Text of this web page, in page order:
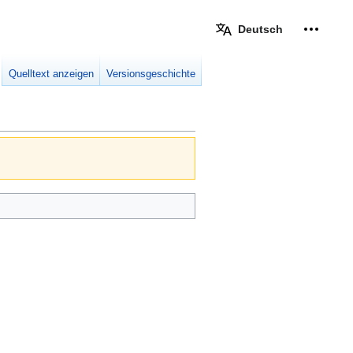
Deutsch
Quelltext anzeigen Versionsgeschichte